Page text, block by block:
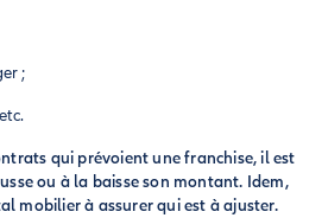
;
qui prévoient une franchise, il est
ou à la baisse son montant. Idem,
mobilier à assurer qui est à ajuster.